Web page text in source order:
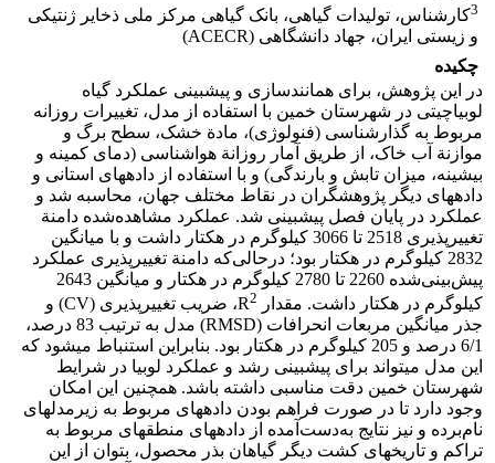
3کارشناس، تولیدات گیاهی، بانک گیاهی مرکز ملی ذخایر ژنتیکی
و زیستی ایران، جهاد دانشگاهی (ACECR)
چکیده
در این پژوهش، برای همانند­سازی و پیش­بینی عملکرد گیاه
لوبیاچیتی در شهرستان خمین با استفاده از مدل، تغییرات روزانه
مربوط به گذارشناسی (فنولوژی)، مادة خشک، سطح برگ و
موازنة آب خاک، از طریق آمار روزانة هواشناسی (دمای کمینه و
بیشینه، میزان تابش و بارندگی) و با استفاده از داده­های استانی و
داده­های دیگر پژوهشگران در نقاط مختلف جهان، محاسبه شد و
عملکرد در پایان فصل پیش­بینی شد. عملکرد مشاهده‌شده دامنة
تغییرپذیری 2518 تا 3066 کیلوگرم در هکتار داشت و با میانگین
2832 کیلوگرم در هکتار بود؛ درحالی‌که دامنة تغییرپذیری عملکرد
پیش‌بینی‌شده 2260 تا 2780 کیلوگرم در هکتار و میانگین 2643
کیلوگرم در هکتار داشت. مقدار R
2
، ضریب تغییرپذیری (CV) و
جذر میانگین مربعات انحرافات (RMSD) مدل به ترتیب 83 درصد،
6/1 درصد و 205 کیلوگرم در هکتار بود. بنابراین استنباط می­شود که
این مدل می­تواند برای پیش­بینی رشد و عملکرد لوبیا در شرایط
شهرستان خمین دقت مناسبی داشته باشد. همچنین این امکان
وجود دارد تا در صورت فراهم بودن داده­های مربوط به زیرمدل­های
نام‌برده و نیز نتایج به‌دست‌آمده از داده­های منطقه­ای مربوط به
تراکم و تاریخ­های کشت دیگر گیاهان بذر محصول، بتوان از این